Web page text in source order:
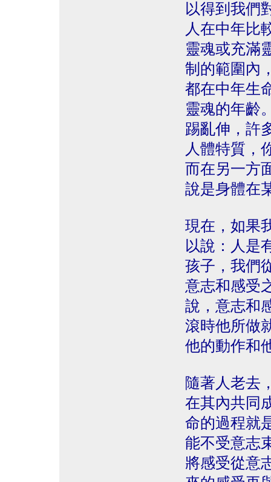
以得到我們
人在中年比
靈魂或充滿
制的範圍內
都在中年生
靈魂的年齡
踢亂伸，許
人體特質，
而在另一方
說是身體在
現在，如果
以說：人是
孩子，我們
意志和感受
說，意志和
滾時他所做
他的動作和
隨著人老去
在其內共同
命的過程就
能不受意志
將感受從意